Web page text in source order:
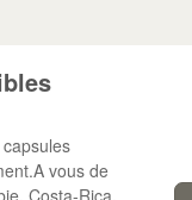
vous de
Costa-Rica,